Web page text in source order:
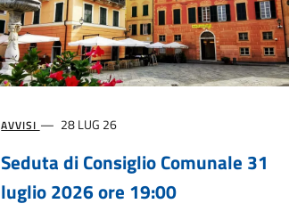
AVVISI 28 LUG 26
Seduta di Consiglio Comunale 31
luglio 2026 ore 19:00